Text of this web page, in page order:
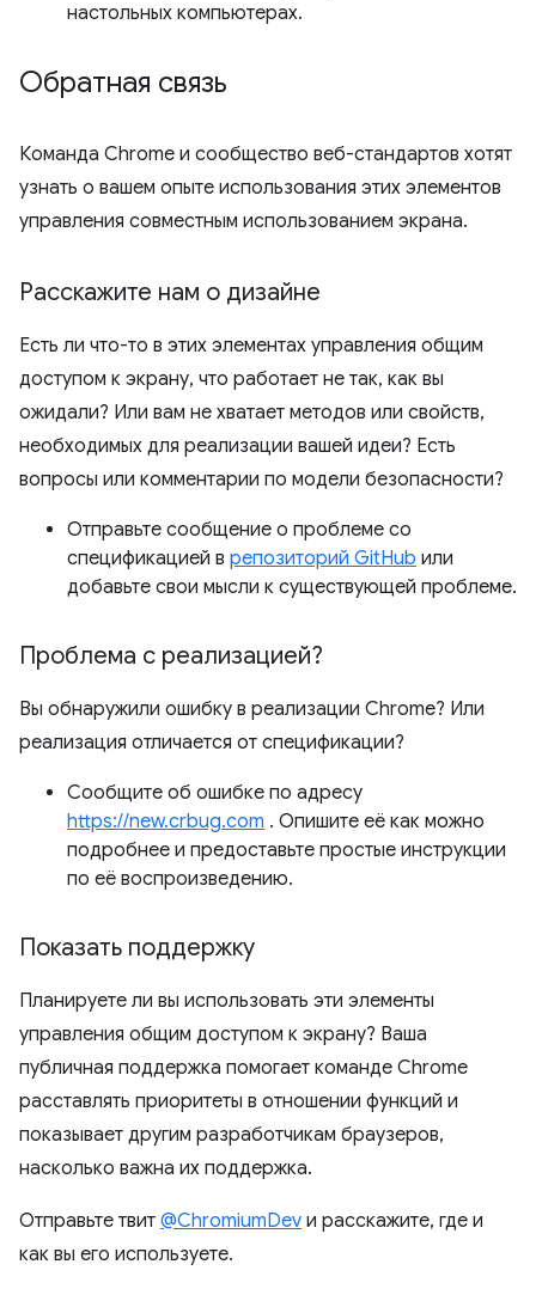
настольных компьютерах.
Обратная связь
Команда Chrome и сообщество веб-стандартов хотят
узнать о вашем опыте использования этих элементов
управления совместным использованием экрана.
Расскажите нам о дизайне
Есть ли что-то в этих элементах управления общим
доступом к экрану, что работает не так, как вы
ожидали? Или вам не хватает методов или свойств,
необходимых для реализации вашей идеи? Есть
вопросы или комментарии по модели безопасности?
Отправьте сообщение о проблеме со
спецификацией в репозиторий GitHub или
добавьте свои мысли к существующей проблеме.
Проблема с реализацией?
Вы обнаружили ошибку в реализации Chrome? Или
реализация отличается от спецификации?
Сообщите об ошибке по адресу
https://new.crbug.com . Опишите её как можно
подробнее и предоставьте простые инструкции
по её воспроизведению.
Показать поддержку
Планируете ли вы использовать эти элементы
управления общим доступом к экрану? Ваша
публичная поддержка помогает команде Chrome
расставлять приоритеты в отношении функций и
показывает другим разработчикам браузеров,
насколько важна их поддержка.
Отправьте твит @ChromiumDev и расскажите, где и
как вы его используете.